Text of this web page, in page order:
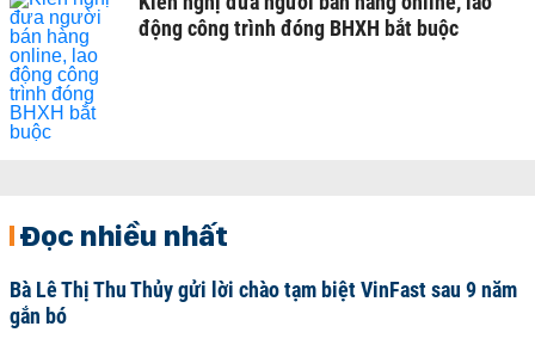
động công trình đóng BHXH bắt buộc
Đọc nhiều nhất
Bà Lê Thị Thu Thủy gửi lời chào tạm biệt VinFast sau 9 năm
gắn bó